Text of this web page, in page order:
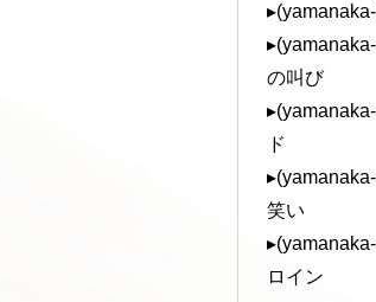
の叫び
ド
笑い
ロイン